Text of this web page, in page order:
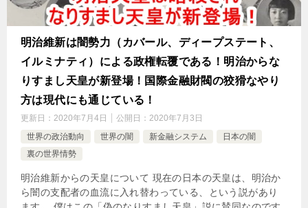
明治維新は闇勢力（カバール、ディープステート、
イルミナティ）による政権転覆である！明治からな
りすまし天皇が新登場！国際金融財閥の狡猾なやり
方は現代にも通じている！
更新日： 2020年7月4日 公開日： 2020年7月3日
世界の政治動向
世界の闇 新金融システム
日本の闇
裏の世界情勢
明治維新からの天皇について 現在の日本の天皇は、明治か
ら闇の支配者の血流に入れ替わっている、という説があり